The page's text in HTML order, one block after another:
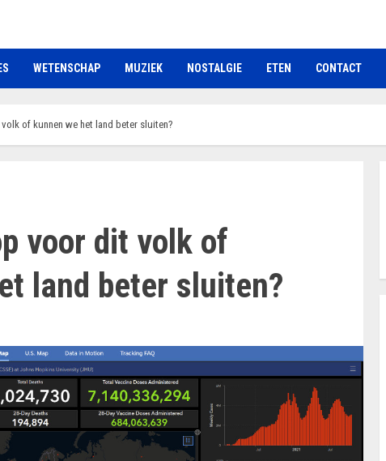
WETENSCHAP MUZIEK NOSTALGIE ETEN CONTACT
of kunnen we het land beter sluiten?
voor dit volk of
land beter sluiten?